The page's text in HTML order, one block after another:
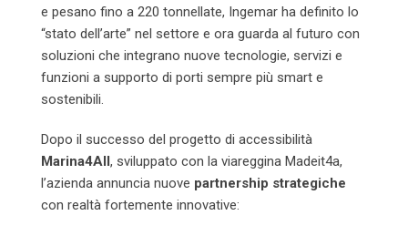
e pesano fino a 220 tonnellate, Ingemar ha definito lo
“stato dell’arte” nel settore e ora guarda al futuro con
soluzioni che integrano nuove tecnologie, servizi e
funzioni a supporto di porti sempre più smart e
sostenibili.
Dopo il successo del progetto di accessibilità
Marina4All , sviluppato con la viareggina Madeit4a,
l’azienda annuncia nuove partnership strategiche
con realtà fortemente innovative: